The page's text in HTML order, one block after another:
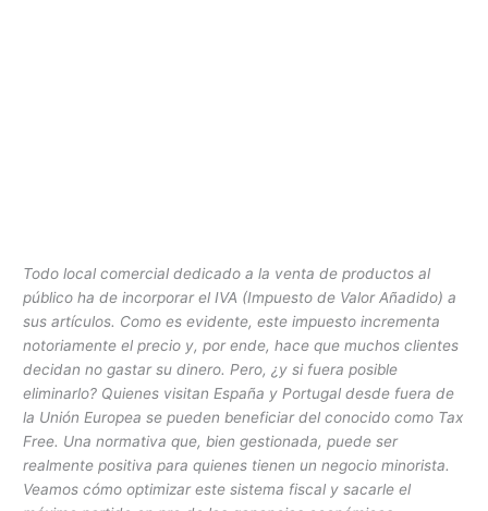
Todo local comercial dedicado a la venta de productos al
público ha de incorporar el IVA (Impuesto de Valor Añadido) a
sus artículos. Como es evidente, este impuesto incrementa
notoriamente el precio y, por ende, hace que muchos clientes
decidan no gastar su dinero. Pero, ¿y si fuera posible
eliminarlo? Quienes visitan España y Portugal desde fuera de
la Unión Europea se pueden beneficiar del conocido como Tax
Free. Una normativa que, bien gestionada, puede ser
realmente positiva para quienes tienen un negocio minorista.
Veamos cómo optimizar este sistema fiscal y sacarle el